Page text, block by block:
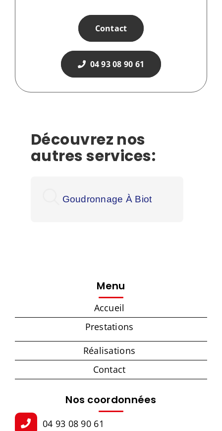
Contact
04 93 08 90 61
Découvrez nos
autres services:
Goudronnage À Biot
Menu
Accueil
Prestations
Réalisations
Contact
Nos coordonnées
04 93 08 90 61